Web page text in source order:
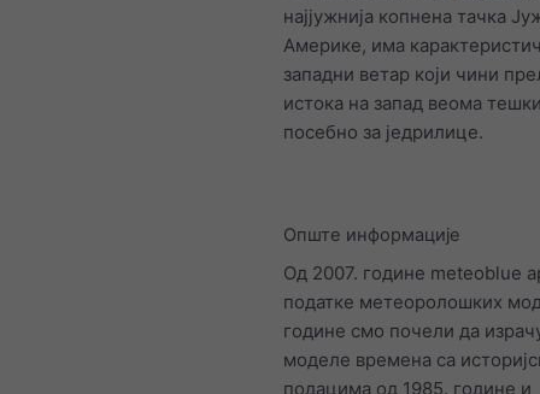
најјужнија копнена тачка
Америке, има
западни ветар који чини
истока на запад веома
посебно за једрилице.
Опште информације
Од 2007. године meteoblue
податке метеоролошких
године смо почели да
моделе времена са
подацима од 1985. године и